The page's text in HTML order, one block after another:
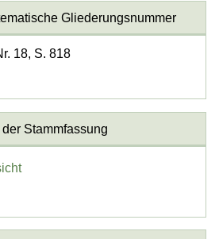
Gliederungsnummer
18, S. 818
Stammfassung